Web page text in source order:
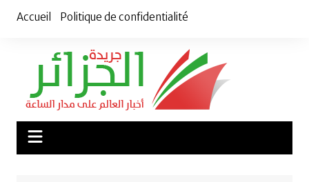
Accueil Politique de confidentialité